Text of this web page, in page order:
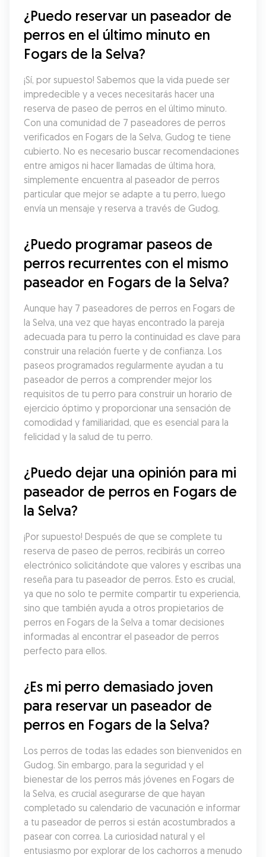
¿Puedo reservar un paseador de
perros en el último minuto en
Fogars de la Selva?
¡Sí, por supuesto! Sabemos que la vida puede ser
impredecible y a veces necesitarás hacer una
reserva de paseo de perros en el último minuto.
Con una comunidad de 7 paseadores de perros
verificados en Fogars de la Selva, Gudog te tiene
cubierto. No es necesario buscar recomendaciones
entre amigos ni hacer llamadas de última hora,
simplemente encuentra al paseador de perros
particular que mejor se adapte a tu perro, luego
envía un mensaje y reserva a través de Gudog.
¿Puedo programar paseos de
perros recurrentes con el mismo
paseador en Fogars de la Selva?
Aunque hay 7 paseadores de perros en Fogars de
la Selva, una vez que hayas encontrado la pareja
adecuada para tu perro la continuidad es clave para
construir una relación fuerte y de confianza. Los
paseos programados regularmente ayudan a tu
paseador de perros a comprender mejor los
requisitos de tu perro para construir un horario de
ejercicio óptimo y proporcionar una sensación de
comodidad y familiaridad, que es esencial para la
felicidad y la salud de tu perro.
¿Puedo dejar una opinión para mi
paseador de perros en Fogars de
la Selva?
¡Por supuesto! Después de que se complete tu
reserva de paseo de perros, recibirás un correo
electrónico solicitándote que valores y escribas una
reseña para tu paseador de perros. Esto es crucial,
ya que no solo te permite compartir tu experiencia,
sino que también ayuda a otros propietarios de
perros en Fogars de la Selva a tomar decisiones
informadas al encontrar el paseador de perros
perfecto para ellos.
¿Es mi perro demasiado joven
para reservar un paseador de
perros en Fogars de la Selva?
Los perros de todas las edades son bienvenidos en
Gudog. Sin embargo, para la seguridad y el
bienestar de los perros más jóvenes en Fogars de
la Selva, es crucial asegurarse de que hayan
completado su calendario de vacunación e informar
a tu paseador de perros si están acostumbrados a
pasear con correa. La curiosidad natural y el
entusiasmo por explorar de los cachorros a menudo